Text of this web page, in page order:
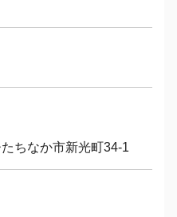
ちなか市新光町34-1